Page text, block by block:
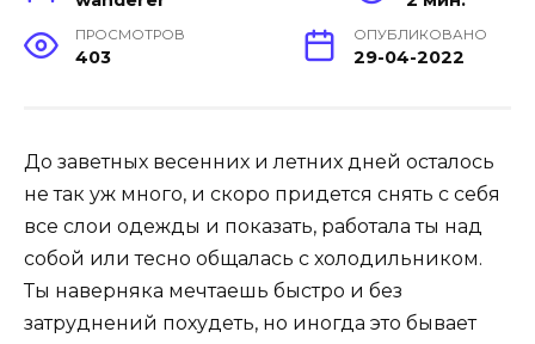
ПРОСМОТРОВ
403
ОПУБЛИКОВАНО
29-04-2022
До заветных весенних и летних дней осталось
не так уж много, и скоро придется снять с себя
все слои одежды и показать, работала ты над
собой или тесно общалась с холодильником.
Ты наверняка мечтаешь быстро и без
затруднений похудеть, но иногда это бывает